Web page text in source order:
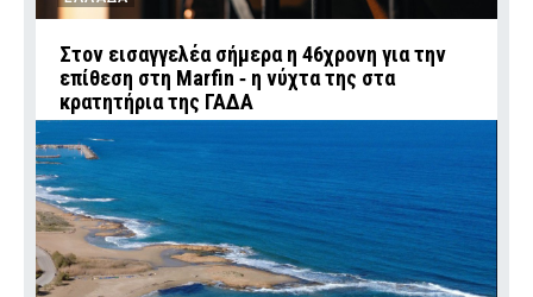
Στον εισαγγελέα σήμερα η 46χρονη για την
επίθεση στη Marfin ‑ η νύχτα της στα
κρατητήρια της ΓΑΔΑ